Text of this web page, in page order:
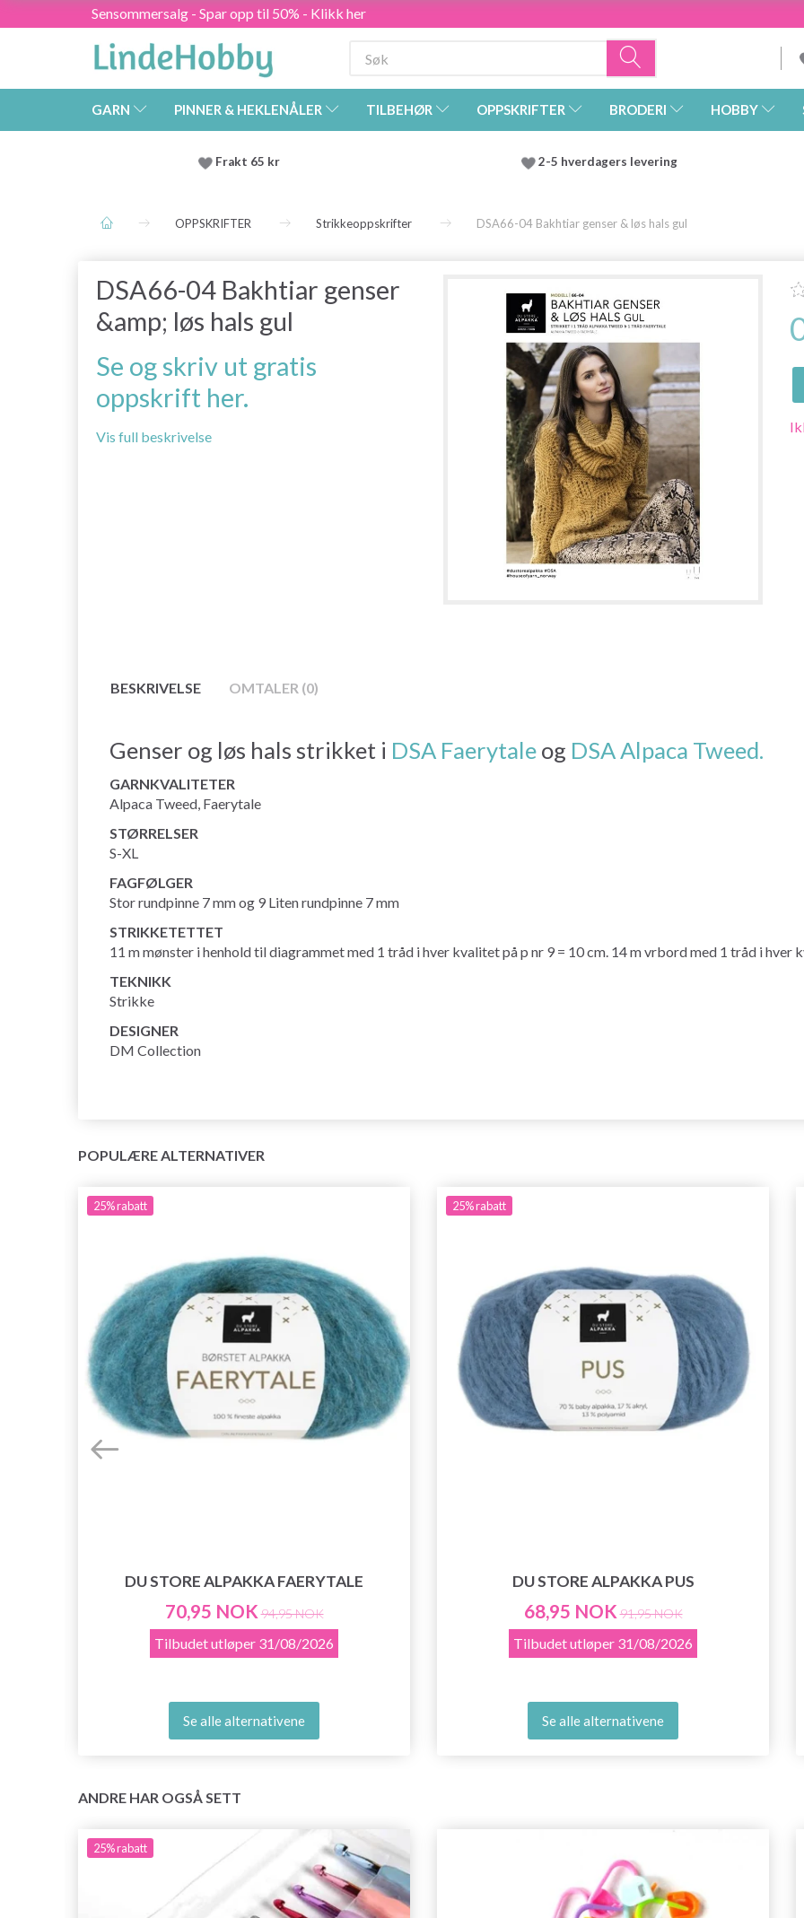
Sensommersalg - Spar opp til 50% - Klikk her
GARN PINNER & HEKLENÅLER TILBEHØR OPPSKRIFTER BRODERI HOBBY
Frakt 65 kr 2-5 hverdagers levering
OPPSKRIFTER Strikkeoppskrifter DSA66-04 Bakhtiar genser & løs hals gul
DSA66-04 Bakhtiar genser
&amp; løs hals gul
Se og skriv ut gratis
oppskrift her.
Vis full beskrivelse
BESKRIVELSE OMTALER (0)
Genser og løs hals strikket i DSA Faerytale og DSA Alpaca Tweed.
GARNKVALITETER
Alpaca Tweed, Faerytale
STØRRELSER
S-XL
FAGFØLGER
Stor rundpinne 7 mm og 9 Liten rundpinne 7 mm
STRIKKETETTET
11 m mønster i henhold til diagrammet med 1 tråd i hver kvalitet på p nr 9 = 10 cm. 14 m vrbord med 1 tråd i hver
TEKNIKK
Strikke
DESIGNER
DM Collection
POPULÆRE ALTERNATIVER
25%rabatt
DU STORE ALPAKKA FAERYTALE
70,95 NOK 94,95 NOK
Tilbudet utløper 31/08/2026
Se alle alternativene
25%rabatt
DU STORE ALPAKKA PUS
68,95 NOK 91,95 NOK
Tilbudet utløper 31/08/2026
Se alle alternativene
ANDRE HAR OGSÅ SETT
25%rabatt